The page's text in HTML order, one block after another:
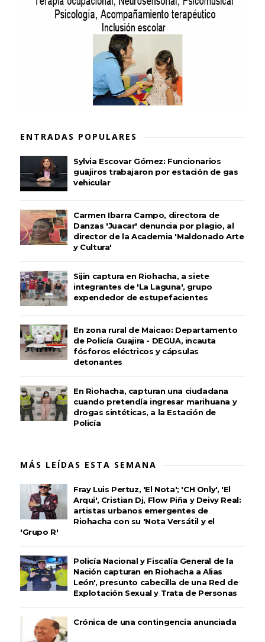
ENTRADAS POPULARES
Sylvia Escovar Gómez: Funcionarios
guajiros trabajaron por estación de gas
vehicular
Carmen Ibarra Campo, directora de
Danzas 'Juacar' denuncia por plagio, al
director de la Academia 'Maldonado Arte
y Cultura'
Sijin captura en Riohacha, a siete
integrantes de 'La Laguna', grupo
expendedor de estupefacientes
En zona rural de Maicao: Departamento
de Policía Guajira - DEGUA, incauta
fósforos eléctricos y cápsulas
detonantes
En Riohacha, capturan una ciudadana
cuando pretendía ingresar marihuana y
drogas sintéticas, a la Estación de
Policía
MÁS LEÍDAS ESTA SEMANA
Fray Luis Pertuz, 'El Nota'; 'CH Only', 'El
Arqui', Cristian Dj, Flow Piña y Deivy Real:
artistas urbanos emergentes de
Riohacha con su 'Nota Versátil y el
'Grupo R'
Policía Nacional y Fiscalía General de la
Nación capturan en Riohacha a Alias
León', presunto cabecilla de una Red de
Explotación Sexual y Trata de Personas
Crónica de una contingencia anunciada